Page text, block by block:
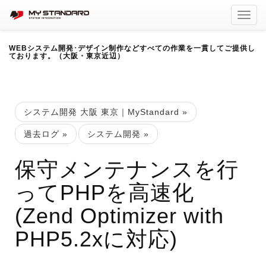
WEBシステム開発･デザイン制作などすべての作業を一貫してご提供し
ております。（大阪・東京近辺）
システム開発 大阪 東京｜MyStandard »
過去ログ » システム開発 »
保守メンテナンスを行
ってPHPを高速化
(Zend Optimizer with
PHP5.2xに対応)